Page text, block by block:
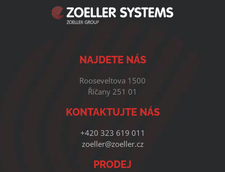
NAJDETE NÁS
Rooseveltova 1500
Říčany 251 01
KONTAKTUJTE NÁS
+420 323 619 011
zoeller@zoeller.cz
PRODEJ